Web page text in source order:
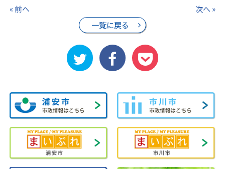
« 前へ
一覧に戻る
次へ »